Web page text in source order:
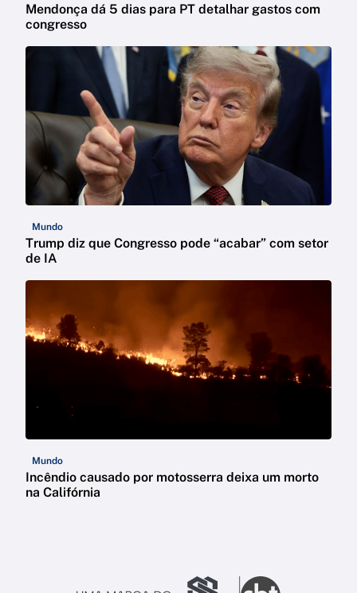
Mendonça dá 5 dias para PT detalhar gastos com
congresso
Mundo
Trump diz que Congresso pode “acabar” com setor
de IA
Mundo
Incêndio causado por motosserra deixa um morto
na Califórnia